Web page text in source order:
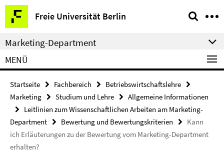
Springe
direkt
zu
Inhalt
Freie Universität Berlin
Service-
Navigation
Marketing-Department
MENÜ
Startseite Fachbereich
Betriebswirtschaftslehre
Marketing
Studium und Lehre
Allgemeine Informationen
Leitlinien zum Wissenschaftlichen Arbeiten am Marketing-
Department
Bewertung und Bewertungskriterien
Kann
ich Erläuterungen zu der Bewertung vom Marketing-Department
erhalten?